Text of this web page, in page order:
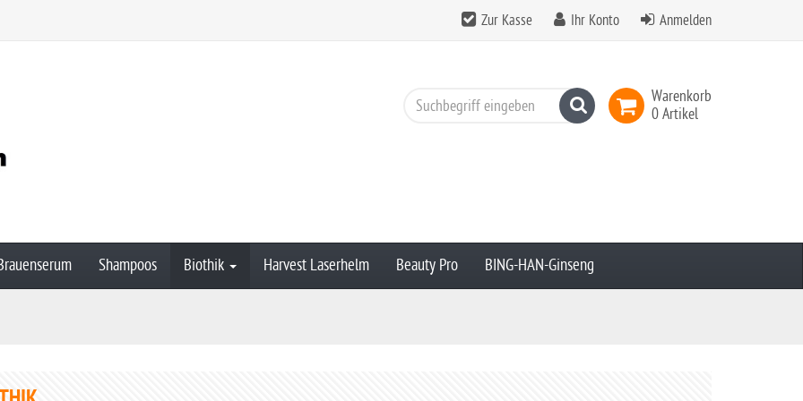
Zur Kasse Ihr Konto Anmelden
Warenkorb
0 Artikel
Suchen
Shampoos Biothik Harvest Laserhelm Beauty Pro BING-HAN-Ginseng